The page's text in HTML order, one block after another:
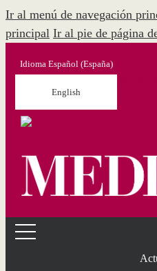
Ir al menú de navegación
principal Ir al pie de página
Idioma Español (España)
English